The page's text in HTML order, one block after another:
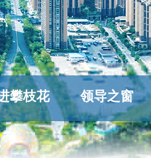
攀枝花 领导之窗